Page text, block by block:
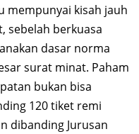
mempunyai kisah jauh
sebelah berkuasa
dasar norma
surat minat. Paham
bukan bisa
120 tiket remi
dibanding Jurusan